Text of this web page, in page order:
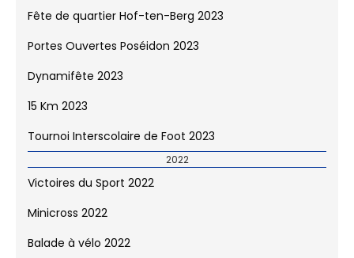
Minicross 2023
La Bruxelloise 2023
Fête de quartier Andromède 2023
Balade à vélo 2023
Fête de quartier Hof-ten-Berg 2023
Portes Ouvertes Poséidon 2023
Dynamifête 2023
15 Km 2023
Tournoi Interscolaire de Foot 2023